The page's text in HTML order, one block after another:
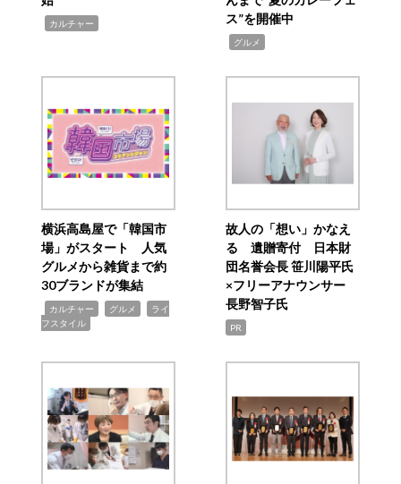
カルチャー
ス”を開催中
グルメ
横浜高島屋で「韓国市
場」がスタート 人気
グルメから雑貨まで約
30ブランドが集結
カルチャー グルメ
ライ
フスタイル
故人の「想い」かなえ
る 遺贈寄付 日本財
団名誉会長 笹川陽平氏
×フリーアナウンサー
長野智子氏
PR